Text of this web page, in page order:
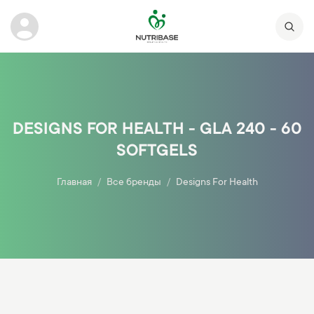
DESIGNS FOR HEALTH - GLA 240 - 60
SOFTGELS
Главная Все бренды Designs For Health